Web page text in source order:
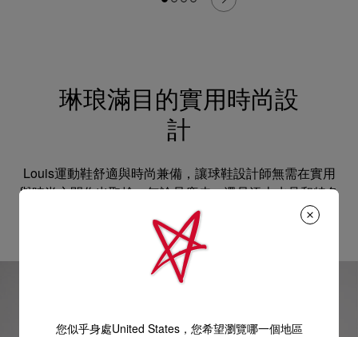
琳琅滿目的實用時尚設
計
Louis運動鞋舒適與時尚兼備，讓球鞋設計師無需在實用
與時尚之間作出取捨。無論是麂皮，還是添上水晶和特色
窩釘的款式，Louis系列也一應俱全，包括由Louis變奏而
成的200多款Louis Junior低筒運動鞋。
您似乎身處United States，您希望瀏覽哪一個地區